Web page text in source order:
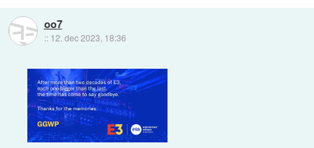
oo7
:: 12. dec 2023, 18:36